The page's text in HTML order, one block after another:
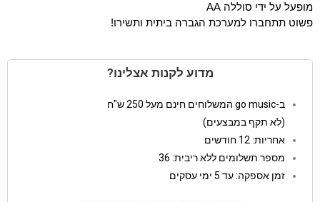
מופעל על ידי סוללה AA
פשוט תתחברו למערכת הגברה ביתית ותשירו!
מדוע לקנות אצלינו?
ב-go music המשלוחים חינם מעל 250 ש"ח
(לא תקף במבצעים)
אחריות: 12 חודשים
מספר תשלומים ללא ריבית: 36
זמן אספקה: עד 5 ימי עסקים